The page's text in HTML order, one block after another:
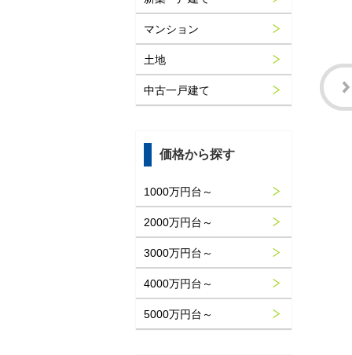
マンション
土地
中古一戸建て
価格から探す
1000万円台～
2000万円台～
3000万円台～
4000万円台～
5000万円台～